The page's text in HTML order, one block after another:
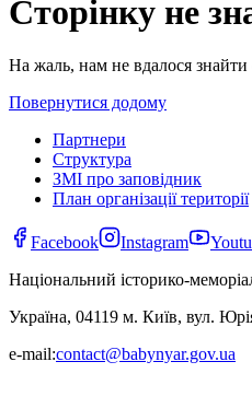
Сторінку не
На жаль, нам не вдалося знайти
Повернутися додому
Партнери
Структура
ЗМІ про заповідник
План організації території
Facebook Instagram
Національний історико-
Україна, 04119 м. Київ, вул.
e-mail:contact@babynyar.gov.ua